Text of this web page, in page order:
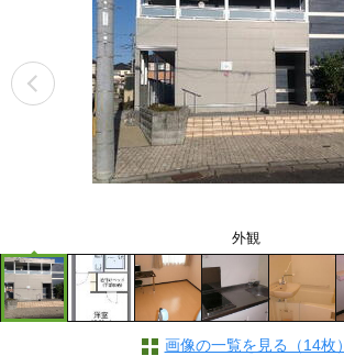
外観
画像の一覧を見る（14枚）